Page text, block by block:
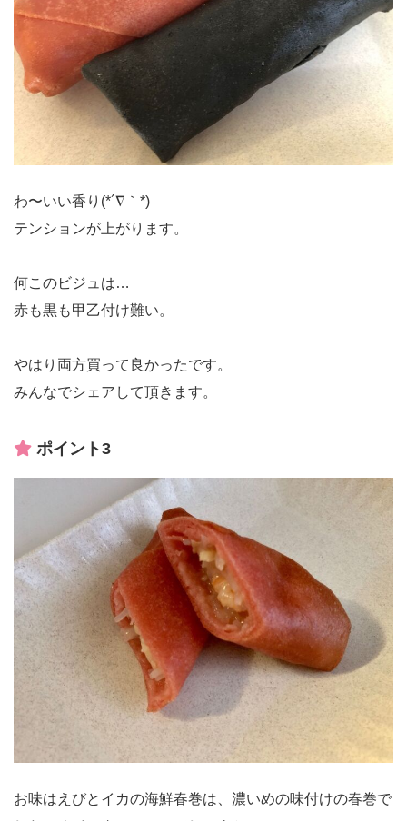
わ〜いい香り(*´∇｀*)
テンションが上がります。
何このビジュは…
赤も黒も甲乙付け難い。
やはり両方買って良かったです。
みんなでシェアして頂きます。
ポイント3
お味はえびとイカの海鮮春巻は、濃いめの味付けの春巻で